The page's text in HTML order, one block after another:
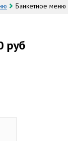
Банкетное
руб